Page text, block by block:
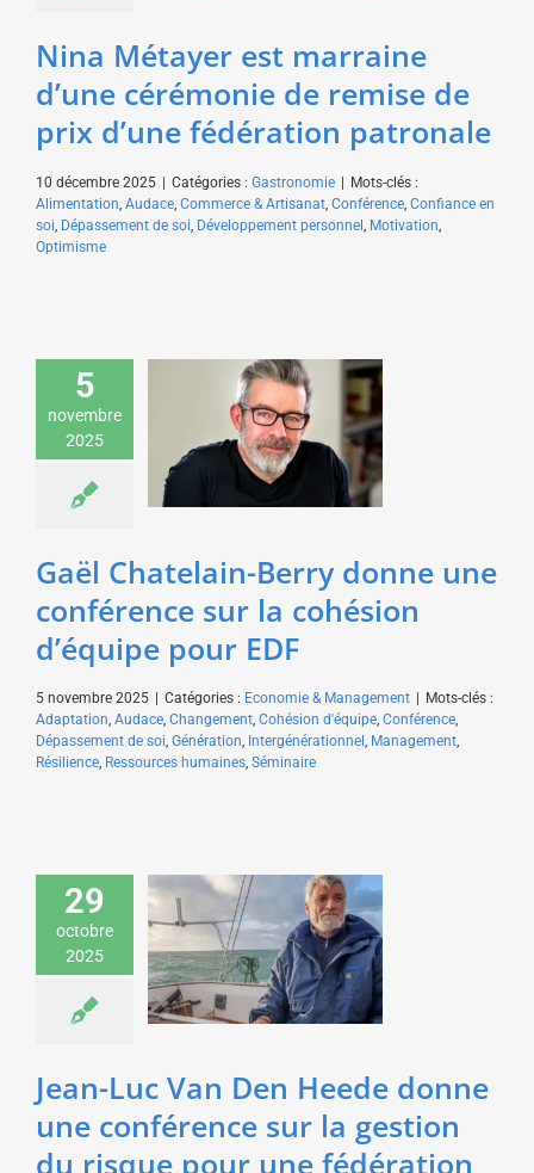
Nina Métayer est marraine
d’une cérémonie de remise de
prix d’une fédération patronale
10 décembre 2025 Catégories : Gastronomie
Mots-clés :
Alimentation, Audace, Commerce & Artisanat, Conférence, Confiance en
soi, Dépassement de soi, Développement personnel , Motivation,
Optimisme
5
novembre
2025
Gaël Chatelain-Berry
donne une conférence
sur la cohésion
d’équipe pour EDF
Economie & Management
Gaël Chatelain-Berry donne une
conférence sur la cohésion
d’équipe pour EDF
5 novembre 2025 Catégories : Economie & Management
Mots-clés :
Adaptation, Audace, Changement, Cohésion d'équipe, Conférence,
Dépassement de soi, Génération, Intergénérationnel , Management,
Résilience, Ressources humaines, Séminaire
29
octobre
2025
Jean-Luc Van Den
Heede donne une
conférence sur la
gestion du risque pour
une fédération
patronale
Jean-Luc Van Den Heede donne
une conférence sur la gestion
du risque pour une fédération